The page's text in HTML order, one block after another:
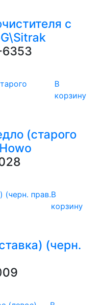
с
В
корзину
(старого
В
корзину
(черн.